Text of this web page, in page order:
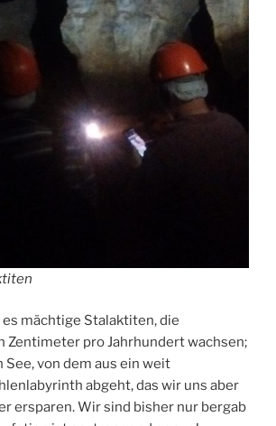
mächtige Stalaktiten, die
Zentimeter pro Jahrhundert wachsen;
von dem aus ein weit
abgeht, das wir uns aber
ersparen. Wir sind bisher nur bergab